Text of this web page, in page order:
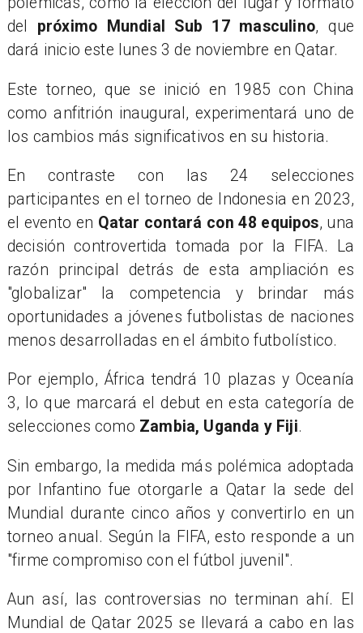
del próximo Mundial Sub 17 masculino, que
dará inicio este lunes 3 de noviembre en Qatar.
Este torneo, que se inició en 1985 con China
como anfitrión inaugural, experimentará uno de
los cambios más significativos en su historia.
En contraste con las 24 selecciones
participantes en el torneo de Indonesia en 2023,
el evento en Qatar contará con 48 equipos, una
decisión controvertida tomada por la FIFA. La
razón principal detrás de esta ampliación es
"globalizar" la competencia y brindar más
oportunidades a jóvenes futbolistas de naciones
menos desarrolladas en el ámbito futbolístico.
Por ejemplo, África tendrá 10 plazas y Oceanía
3, lo que marcará el debut en esta categoría de
selecciones como Zambia, Uganda y Fiji.
Sin embargo, la medida más polémica adoptada
por Infantino fue otorgarle a Qatar la sede del
Mundial durante cinco años y convertirlo en un
torneo anual. Según la FIFA, esto responde a un
"firme compromiso con el fútbol juvenil".
Aun así, las controversias no terminan ahí. El
Mundial de Qatar 2025 se llevará a cabo en las